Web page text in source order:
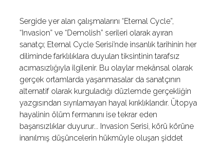
Sergide yer alan çalışmalarını “Eternal Cycle”,
“Invasion” ve “Demolish” serileri olarak ayıran
sanatçı; Eternal Cycle Serisi’nde insanlık tarihinin her
diliminde farklılıklara duyulan tiksintinin tarafsız
acımasızlığıyla ilgilenir. Bu olaylar mekânsal olarak
gerçek ortamlarda yaşanmasalar da sanatçının
alternatif olarak kurguladığı düzlemde gerçekliğin
yazgısından sıyrılamayan hayal kırıklıklarıdır. Ütopya
hayalinin ölüm fermanını ise tekrar eden
başarısızlıklar duyurur... Invasion Serisi, körü körüne
inanılmış düşüncelerin hükmüyle oluşan şiddet